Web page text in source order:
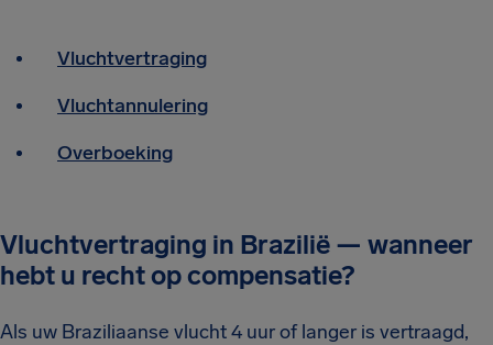
Vluchtvertraging
Vluchtannulering
Overboeking
Vluchtvertraging in Brazilië — wanneer
hebt u recht op compensatie?
Als uw Braziliaanse vlucht 4 uur of langer is vertraagd,